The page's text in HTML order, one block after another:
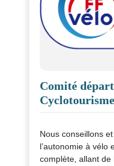
Comité
Nous conseillons
l’autonomie à vélo
complète, allant de